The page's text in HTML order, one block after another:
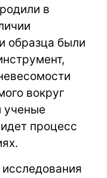
в
образца были
вокруг
ученые
процесс